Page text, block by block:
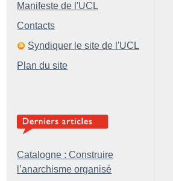
Manifeste de l'UCL
Contacts
Syndiquer le site de l'UCL
Plan du site
Catalogne : Construire
l’anarchisme organisé